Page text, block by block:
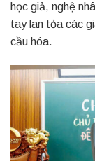
học giả, nghệ
tay lan tỏa các
cầu hóa.